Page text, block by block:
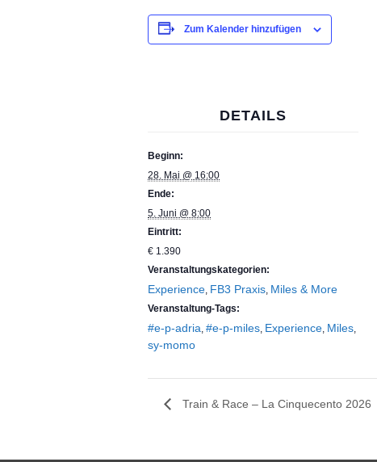
Zum Kalender hinzufügen
DETAILS
Beginn:
28. Mai @ 16:00
Ende:
5. Juni @ 8:00
Eintritt:
€ 1.390
Veranstaltungskategorien:
Experience, FB3 Praxis, Miles & More
Veranstaltung-Tags:
#e-p-adria, #e-p-miles, Experience, Miles,
sy-momo
Train & Race – La Cinquecento 2026